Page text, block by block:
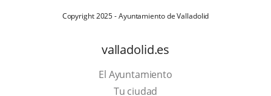
Copyright 2025 - Ayuntamiento de Valladolid
valladolid.es
El Ayuntamiento
Tu ciudad